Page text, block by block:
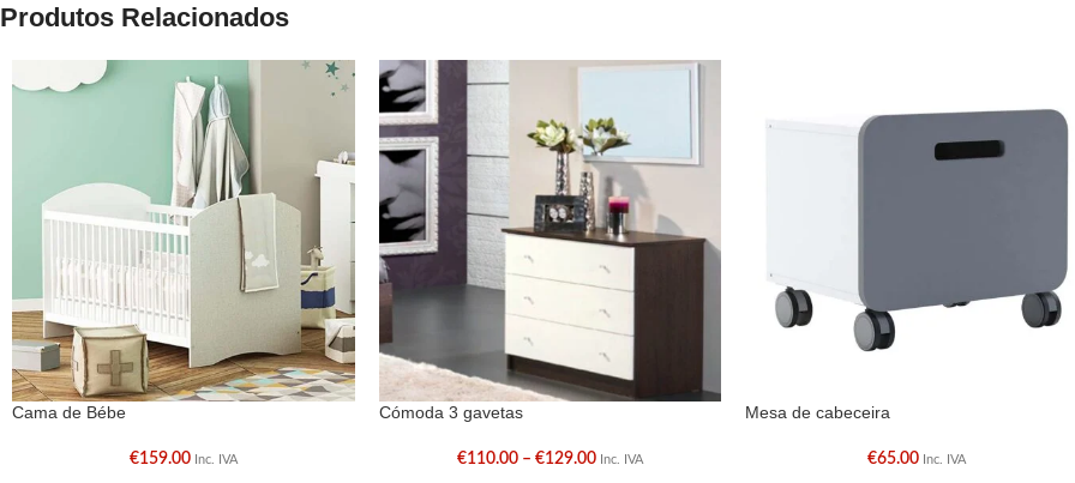
Produtos Relacionados
Cama de Bébe
€159.00 Inc. IVA
Cómoda 3 gavetas
€110.00 – €129.00 Inc. IVA
Mesa de cabeceira
€65.00 Inc. IVA